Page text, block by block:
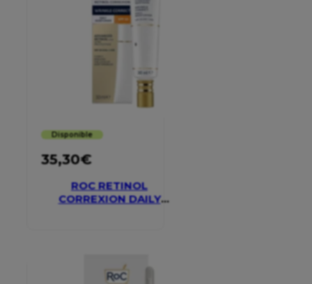
Disponible
35,30€
ROC RETINOL
CORREXION DAILY